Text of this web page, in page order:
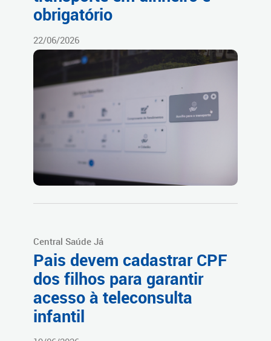
obrigatório
22/06/2026
Central Saúde Já
Pais devem cadastrar CPF
dos filhos para garantir
acesso à teleconsulta
infantil